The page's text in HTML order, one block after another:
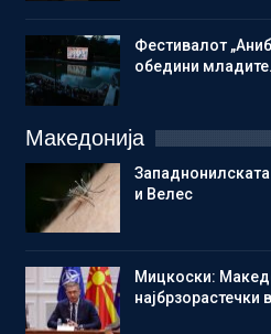
Фестивалот
обедини
Македонија
и Велес
Мицкоски:
најбрзорастечки